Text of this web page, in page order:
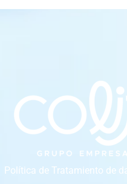
Política de Tratamiento de